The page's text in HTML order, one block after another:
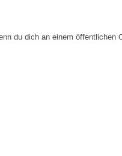
du dich an einem